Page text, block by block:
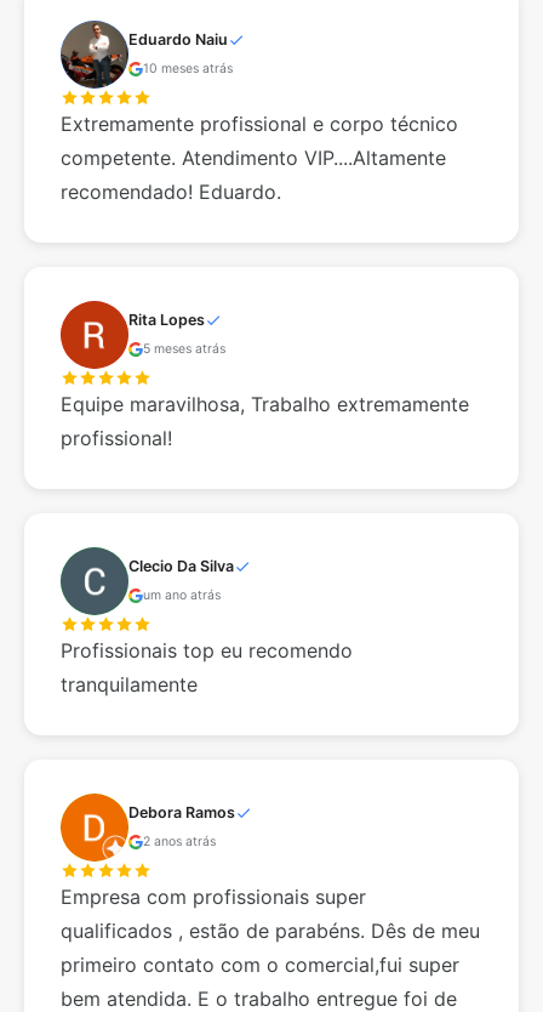
Eduardo Naiu
10 meses atrás
Extremamente profissional e corpo técnico
competente. Atendimento VIP....Altamente
recomendado! Eduardo.
Rita Lopes
5 meses atrás
Equipe maravilhosa, Trabalho extremamente
profissional!
Clecio Da Silva
um ano atrás
Profissionais top eu recomendo
tranquilamente
Debora Ramos
2 anos atrás
Empresa com profissionais super
qualificados , estão de parabéns. Dês de meu
primeiro contato com o comercial,fui super
bem atendida. E o trabalho entregue foi de